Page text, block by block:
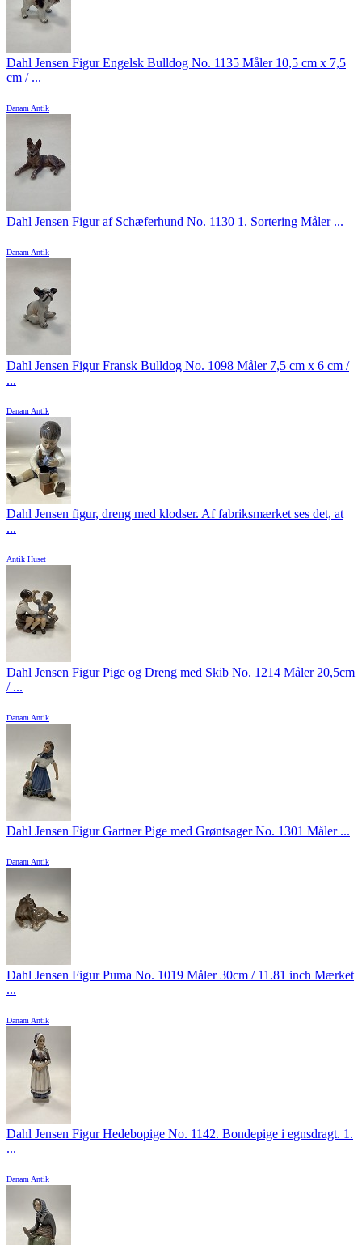
Dahl Jensen Figur Engelsk Bulldog No. 1135 Måler 10,5 cm x 7,5
cm / ...
Danam Antik
Dahl Jensen Figur af Schæferhund No. 1130 1. Sortering Måler ...
Danam Antik
Dahl Jensen Figur Fransk Bulldog No. 1098 Måler 7,5 cm x 6 cm /
...
Danam Antik
Dahl Jensen figur, dreng med klodser. Af fabriksmærket ses det, at
...
Antik Huset
Dahl Jensen Figur Pige og Dreng med Skib No. 1214 Måler 20,5cm
/ ...
Danam Antik
Dahl Jensen Figur Gartner Pige med Grøntsager No. 1301 Måler ...
Danam Antik
Dahl Jensen Figur Puma No. 1019 Måler 30cm / 11.81 inch Mærket
...
Danam Antik
Dahl Jensen Figur Hedebopige No. 1142. Bondepige i egnsdragt. 1.
...
Danam Antik